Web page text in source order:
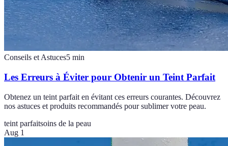
Conseils et Astuces5 min
Les Erreurs à Éviter pour Obtenir un Teint Parfait
Obtenez un teint parfait en évitant ces erreurs courantes. Découvrez
nos astuces et produits recommandés pour sublimer votre peau.
teint parfaitsoins de la peau
Aug 1